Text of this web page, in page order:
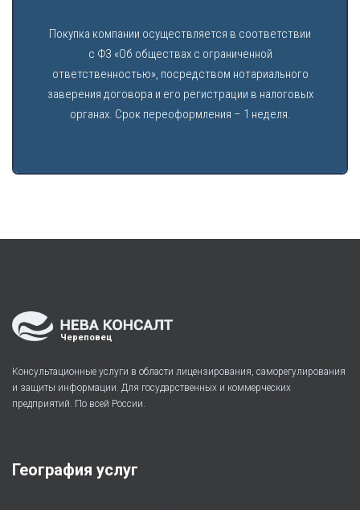
Покупка компании осуществляется в соответствии
с ФЗ «Об обществах с ограниченной
ответственностью», посредством нотариального
заверения договора и его регистрации в налоговых
органах. Срок переоформления – 1 неделя.
Череповец
Консультационные услуги в области лицензирования, саморегулирования
и защиты информации. Для государственных и коммерческих
предприятий. По всей России.
География услуг